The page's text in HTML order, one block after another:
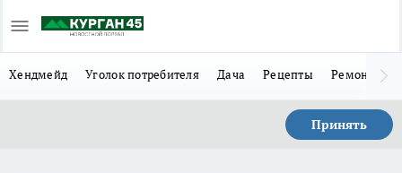
Хендмейд Уголок потребителя Дача Рецепты Ремонт
Принять